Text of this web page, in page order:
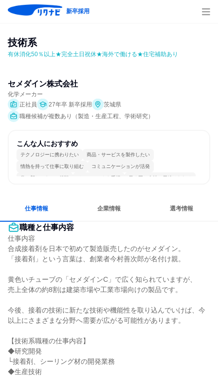
新卒採用
技術系
有休消化50％以上★完全土日祝休★海外で働ける★住宅補助あり
セメダイン株式会社
化学メーカー
正社員
27年卒 新卒採用
茨城県
職種候補が複数あり（製造・生産工程、学術研究）
こんな人におすすめ
テクノロジーに携わりたい 商品・サービスを製作したい
情熱を持って仕事に取り組む コミュニケーションが活発
常に新しいものに挑戦 チームワークを重視 長く同じ会社に居続けられる
仕事情報 企業情報 選考情報
職種と仕事内容
仕事内容
合成接着剤を日本で初めて製造販売したのがセメダイン。
「接着剤」という言葉は、創業者今村善次郎が名付け親。
黄色いチューブの「セメダインC」で広く知られていますが、
売上全体の約8割は建築市場や工業市場向けの製品です。
今後、接着の技術に新たな技術や機能性を取り込んでいけば、今
以上にさまざまな分野へ需要が広がる可能性があります。
【技術系職種の仕事内容】
◆研究開発
└接着剤、シーリング材の開発業務
◆生産技術